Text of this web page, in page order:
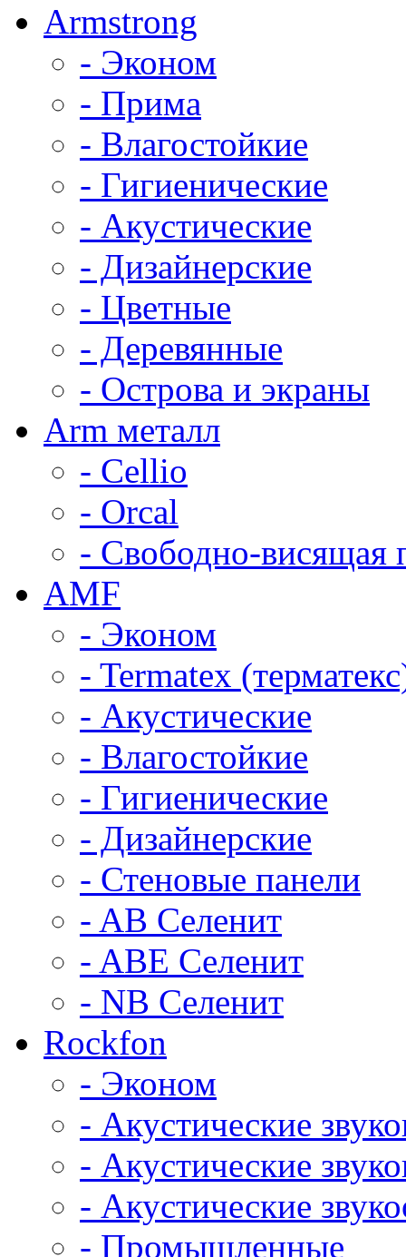
Armstrong
- Эконом
- Прима
- Влагостойкие
- Гигиенические
- Акустические
- Дизайнерские
- Цветные
- Деревянные
- Острова и экраны
Arm металл
- Cellio
- Orcal
- Свободно-висящая
AMF
- Эконом
- Termatex
- Акустические
- Влагостойкие
- Гигиенические
- Дизайнерские
- Стеновые панели
- AB Селенит
- ABE Селенит
- NB Селенит
Rockfon
- Эконом
- Акустические
- Акустические
- Акустические
- Промышленные